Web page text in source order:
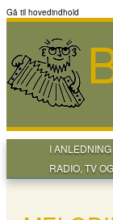
Gå til hovedindhold
I
RADIO, TV